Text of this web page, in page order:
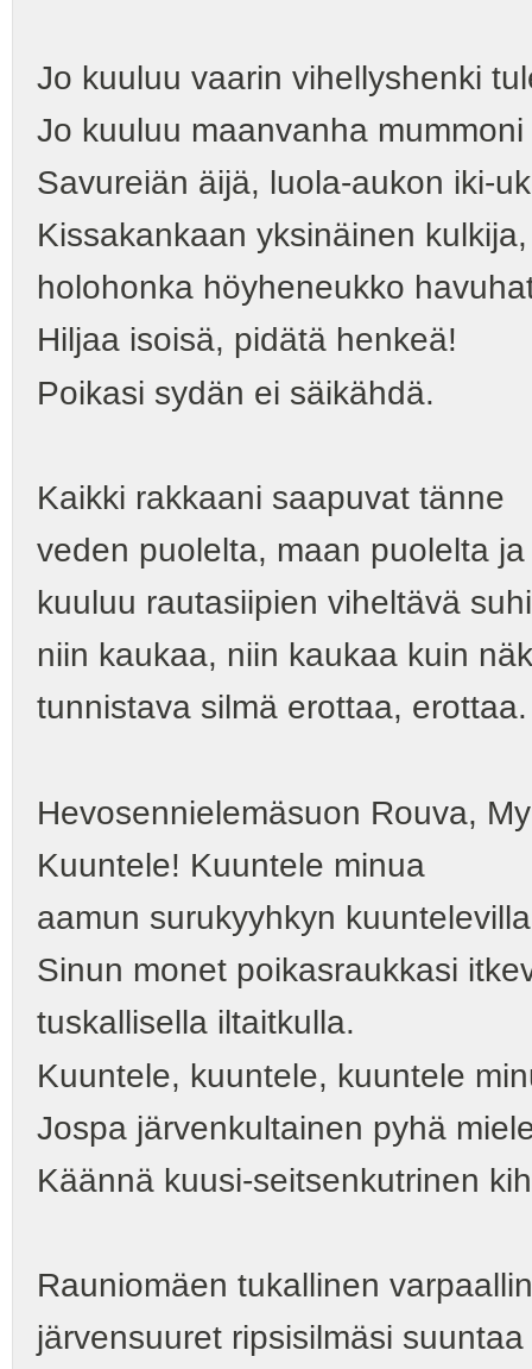
Jo kuuluu vaarin vihellyshenki
Jo kuuluu maanvanha
Savureiän äijä, luola-aukon iki-
Kissakankaan yksinäinen kulkija,
holohonka höyheneukko
Hiljaa isoisä, pidätä henkeä!
Poikasi sydän ei säikähdä.
Kaikki rakkaani saapuvat tänne
veden puolelta, maan puolelta
kuuluu rautasiipien viheltävä
niin kaukaa, niin kaukaa kuin
tunnistava silmä erottaa, erottaa.
Hevosennielemäsuon Rouva,
Kuuntele! Kuuntele minua
aamun surukyyhkyn
Sinun monet poikasraukkasi
tuskallisella iltaitkulla.
Kuuntele, kuuntele, kuuntele
Jospa järvenkultainen pyhä
Käännä kuusi-seitsenkutrinen
Rauniomäen tukallinen
järvensuuret ripsisilmäsi